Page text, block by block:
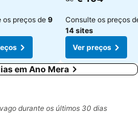
os preços de 9
Consulte os preços
14 sites
Ver preços
em Ano Mera
durante os últimos 30 dias